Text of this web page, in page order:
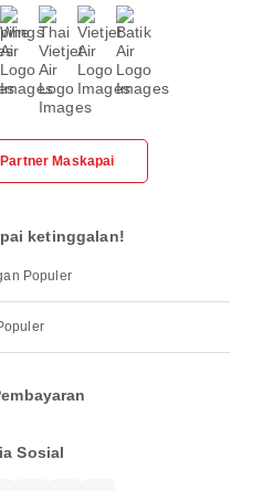
Maskapai
ketinggalan!
Populer
Sosial